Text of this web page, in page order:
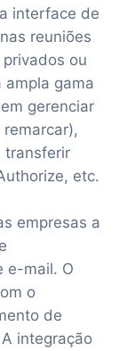
interface de
reuniões
ou
ampla gama
gerenciar
transferir
etc.
empresas a
e-mail. O
o
de
integração